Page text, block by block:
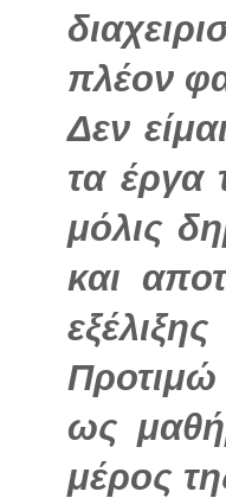
πλέον
Δεν
τα έργα
μόλις
και
ως
μέρος